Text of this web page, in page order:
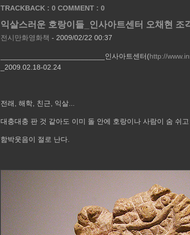
TRACKBACK : 0 COMMENT : 0
익살스러운 호랑이들_인사아트센터 오채현 조
전시만화영화책 - 2009/02/22 00:37
__________________________인사아트센터(http://
_2009.02.18-02.24
전래, 해학, 친근, 익살...
대충대충 판 것 같아도 이미 돌 안에 호랑이나 사람이 숨 쉬
함박웃음이 절로 난다.